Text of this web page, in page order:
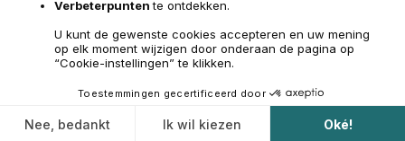
© 2009-2026 RECOMMERCE - Alle rechten voorbehouden.